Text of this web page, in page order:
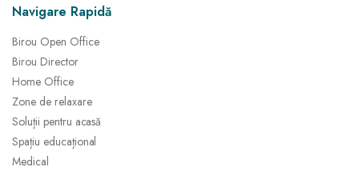
Navigare Rapidă
Birou Open Office
Birou Director
Home Office
Zone de relaxare
Soluții pentru acasă
Spațiu educațional
Medical